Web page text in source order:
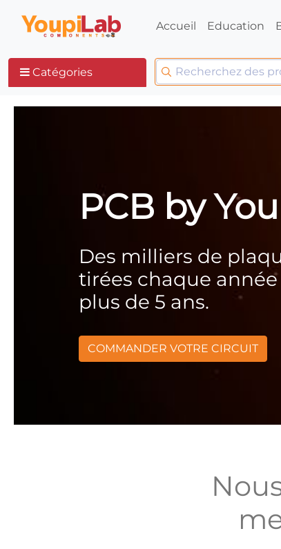
Accueil Education
Catégories
PCB by
Des milliers de
tirées chaque
plus de 5 ans.
COMMANDER VOTRE CIRCUIT